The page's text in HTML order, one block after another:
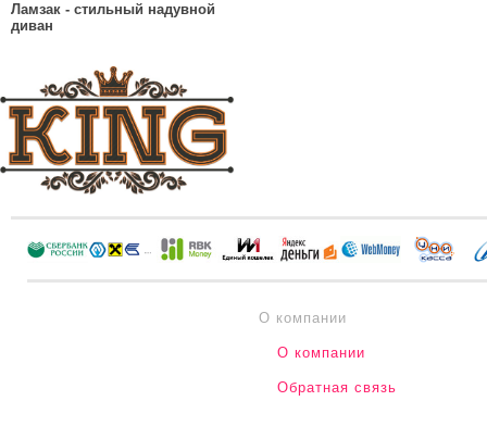
Ламзак - стильный надувной
диван
О компании
О компании
Обратная связь